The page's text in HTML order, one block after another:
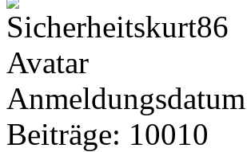
Beiträge: 10010